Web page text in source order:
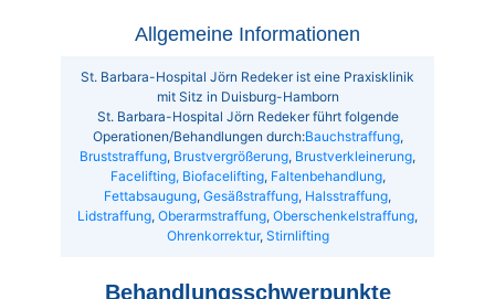
Allgemeine Informationen
St. Barbara-Hospital Jörn Redeker ist eine Praxisklinik
mit Sitz in Duisburg-Hamborn
St. Barbara-Hospital Jörn Redeker führt folgende
Operationen/Behandlungen durch:Bauchstraffung,
Bruststraffung, Brustvergrößerung, Brustverkleinerung,
Facelifting, Biofacelifting, Faltenbehandlung,
Fettabsaugung, Gesäßstraffung, Halsstraffung,
Lidstraffung, Oberarmstraffung, Oberschenkelstraffung,
Ohrenkorrektur, Stirnlifting
Behandlungsschwerpunkte